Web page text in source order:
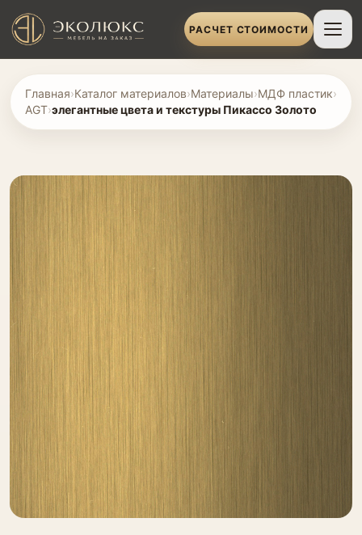
РАСЧЕТ СТОИМОСТИ
Главная›Каталог материалов›Материалы›МДФ пластик›
AGT›элегантные цвета и текстуры Пикассо Золото